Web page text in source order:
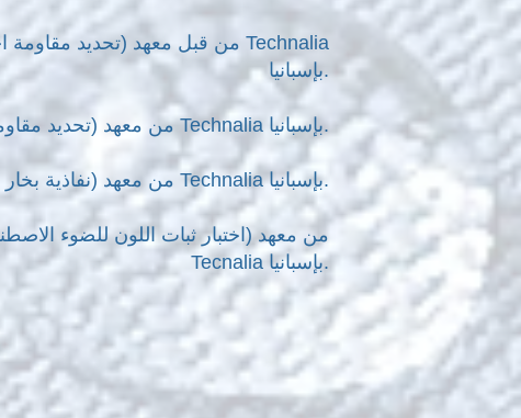
بإسبانيا.
د) وفقًا لمعايير DIN EN ISO4920:2013 (تحديد مقاومة القماش للبلل) من معهد Technalia بإسبانيا.
هـ) وفقًا لمعيار DIN BS 7209:1990 (نفاذية بخار الماء) من معهد Technalia بإسبانيا.
Tecnalia بإسبانيا.